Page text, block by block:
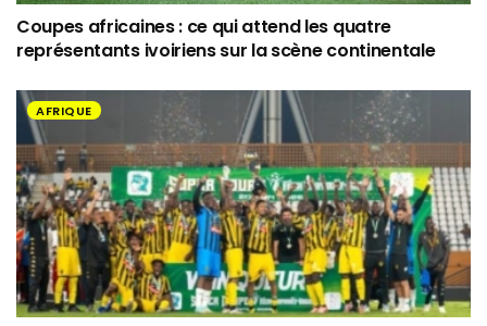
Coupes africaines : ce qui attend les quatre
représentants ivoiriens sur la scène continentale
AFRIQUE